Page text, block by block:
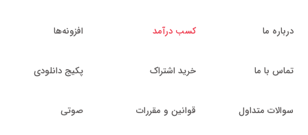
درباره ما
تماس با ما
سوالات متداول
کسب درآمد
خرید اشتراک
قوانین و مقررات
افزونه‌ها
پکیج دانلودی
صوتی